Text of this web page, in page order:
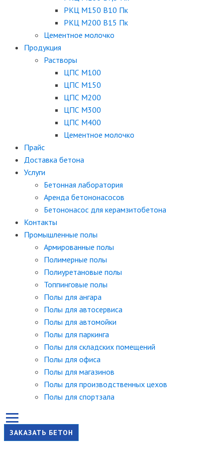
РКЦ М150 B10 Пк
РКЦ М200 B15 Пк
Цементное молочко
Продукция
Растворы
ЦПС М100
ЦПС М150
ЦПС М200
ЦПС М300
ЦПС М400
Цементное молочко
Прайс
Доставка бетона
Услуги
Бетонная лаборатория
Аренда бетононасосов
Бетононасос для керамзитобетона
Контакты
Промышленные полы
Армированные полы
Полимерные полы
Полиуретановые полы
Топпинговые полы
Полы для ангара
Полы для автосервиса
Полы для автомойки
Полы для паркинга
Полы для складских помещений
Полы для офиса
Полы для магазинов
Полы для производственных цехов
Полы для спортзала
ЗАКАЗАТЬ БЕТОН